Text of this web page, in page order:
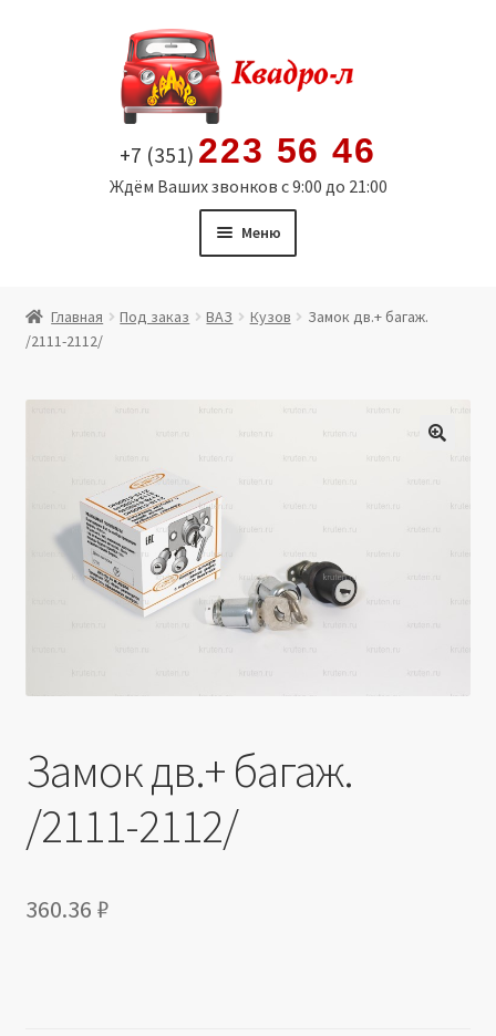
содержимому
+7 (351) 223 56 46
Ждём Ваших звонков с 9:00 до 21:00
Меню
Витрина
Мой аккаунт
Политика в отношении обработки персональных
Производители
Юридические данные
Главная Под заказ ВАЗ Кузов
Замок дв.+ багаж.
/2111-2112/
Замок дв.+ багаж.
/2111-2112/
360.36 ₽